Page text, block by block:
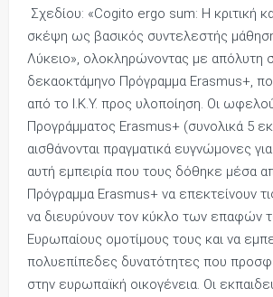
Σχεδίου: «Cogito ergo sum: Η κριτική
σκέψη ως βασικός συντελεστής
Λύκειο», ολοκληρώνοντας με απόλυτη
δεκαοκτάμηνο Πρόγραμμα Erasmus+,
από το Ι.Κ.Υ. προς υλοποίηση. Οι
Προγράμματος Erasmus+ (συνολικά 5
αισθάνονται πραγματικά ευγνώμονες
αυτή εμπειρία που τους δόθηκε μέσα
Πρόγραμμα Erasmus+ να επεκτείνουν
να διευρύνουν τον κύκλο των επαφών
Ευρωπαίους ομοτίμους τους και να
πολυεπίπεδες δυνατότητες που
στην ευρωπαϊκή οικογένεια. Οι